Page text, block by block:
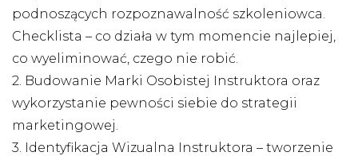
podnoszących rozpoznawalność szkoleniowca.
Checklista – co działa w tym momencie najlepiej,
co wyeliminować, czego nie robić.
2. Budowanie Marki Osobistej Instruktora oraz
wykorzystanie pewności siebie do strategii
marketingowej.
3. Identyfikacja Wizualna Instruktora – tworzenie